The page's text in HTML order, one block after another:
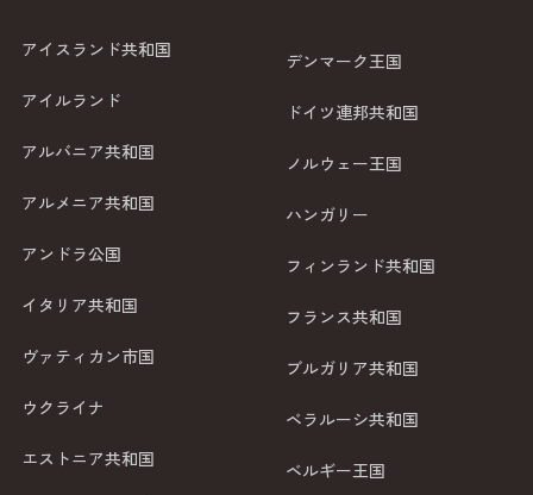
アイスランド共和国
アイルランド
アルバニア共和国
アルメニア共和国
アンドラ公国
イタリア共和国
ヴァティカン市国
ウクライナ
エストニア共和国
デンマーク王国
ドイツ連邦共和国
ノルウェー王国
ハンガリー
フィンランド共和国
フランス共和国
ブルガリア共和国
ベラルーシ共和国
ベルギー王国